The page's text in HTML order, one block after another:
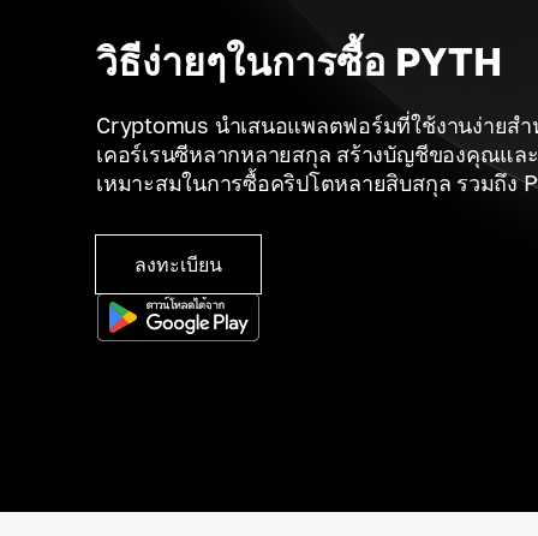
วิธีง่ายๆในการซื้อ PYTH
Cryptomus นำเสนอแพลตฟอร์มที่ใช้งานง่ายส
เคอร์เรนซีหลากหลายสกุล สร้างบัญชีของคุณแล
เหมาะสมในการซื้อคริปโตหลายสิบสกุล รวมถึง
ลงทะเบียน